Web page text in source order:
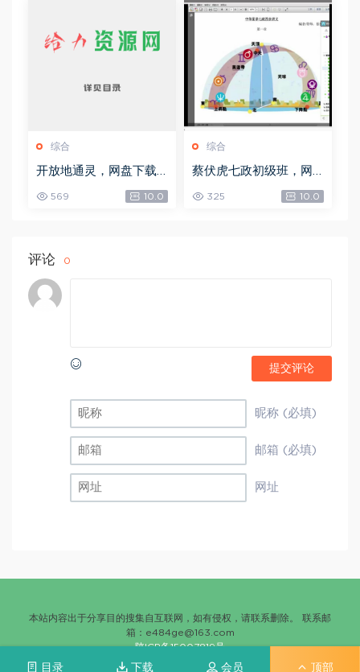
综合
开放地通灵，网盘下载
569 10.0
综合
蔡伏虎七政初级班，网
325 10.0
评论 0
提交评论
昵称 (必填)
邮箱 (必填)
网址
目录 下载 会员 顶部
本站内容出于分享目的搜集自互联网，如有侵权，请联系删除。 联系邮
箱： e484ge@163.com
陕ICP备15007819号